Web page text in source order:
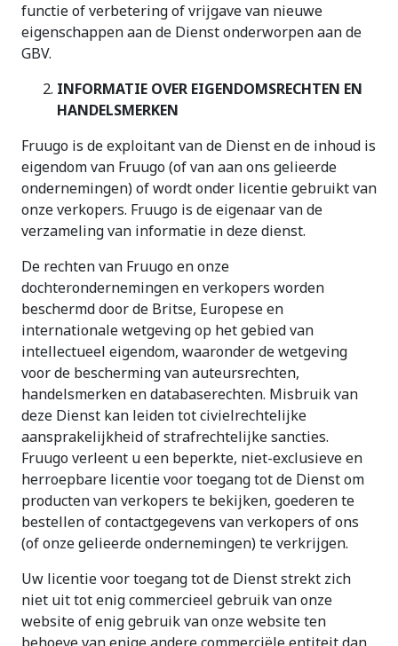
functie of verbetering of vrijgave van nieuwe
eigenschappen aan de Dienst onderworpen aan de
GBV.
INFORMATIE OVER EIGENDOMSRECHTEN EN
HANDELSMERKEN
Fruugo is de exploitant van de Dienst en de inhoud is
eigendom van Fruugo (of van aan ons gelieerde
ondernemingen) of wordt onder licentie gebruikt van
onze verkopers. Fruugo is de eigenaar van de
verzameling van informatie in deze dienst.
De rechten van Fruugo en onze
dochterondernemingen en verkopers worden
beschermd door de Britse, Europese en
internationale wetgeving op het gebied van
intellectueel eigendom, waaronder de wetgeving
voor de bescherming van auteursrechten,
handelsmerken en databaserechten. Misbruik van
deze Dienst kan leiden tot civielrechtelijke
aansprakelijkheid of strafrechtelijke sancties.
Fruugo verleent u een beperkte, niet-exclusieve en
herroepbare licentie voor toegang tot de Dienst om
producten van verkopers te bekijken, goederen te
bestellen of contactgegevens van verkopers of ons
(of onze gelieerde ondernemingen) te verkrijgen.
Uw licentie voor toegang tot de Dienst strekt zich
niet uit tot enig commercieel gebruik van onze
website of enig gebruik van onze website ten